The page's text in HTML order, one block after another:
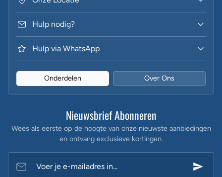
Hulp nodig?
Hulp via WhatsApp
Onderdelen Over Ons
Nieuwsbrief Abonneren
Wees als eerste op de hoogte van onze nieuwste aanbiedingen
en ontvang exclusieve kortingen.
Voer je e-mailadres in...